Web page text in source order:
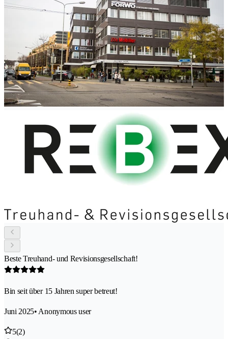
Beste Treuhand- und Revisionsgesellschaft!
Bin seit über 15 Jahren super betreut!
Juni 2025• Anonymous user
5(2)